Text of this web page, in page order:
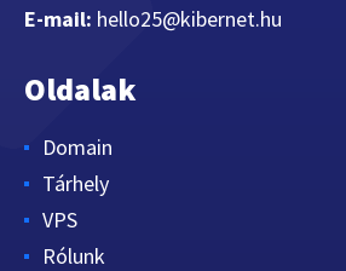
E-mail: hello25@kibernet.hu
Oldalak
Domain
Tárhely
VPS
Rólunk